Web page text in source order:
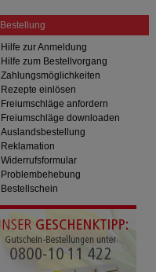
Bestellung
Hilfe zur Anmeldung
Hilfe zum Bestellvorgang
Zahlungsmöglichkeiten
Rezepte einlösen
Freiumschläge anfordern
Freiumschläge downloaden
Auslandsbestellung
Reklamation
Widerrufsformular
Problembehebung
Bestellschein